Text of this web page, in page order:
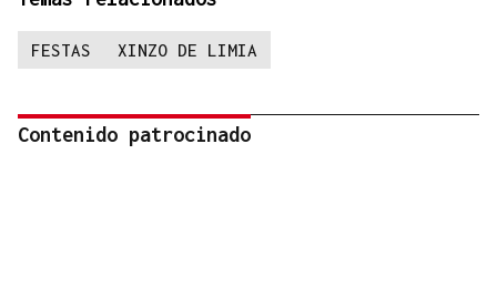
FESTAS XINZO DE LIMIA
Contenido patrocinado